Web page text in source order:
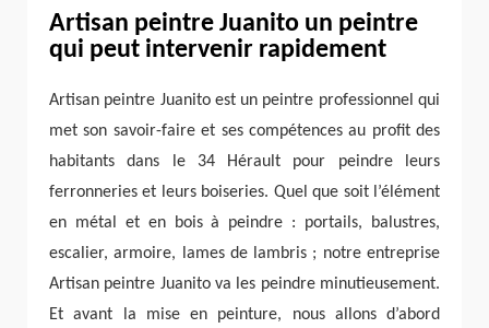
Artisan peintre Juanito un peintre
qui peut intervenir rapidement
Artisan peintre Juanito est un peintre professionnel qui
met son savoir-faire et ses compétences au profit des
habitants dans le 34 Hérault pour peindre leurs
ferronneries et leurs boiseries. Quel que soit l’élément
en métal et en bois à peindre : portails, balustres,
escalier, armoire, lames de lambris ; notre entreprise
Artisan peintre Juanito va les peindre minutieusement.
Et avant la mise en peinture, nous allons d’abord